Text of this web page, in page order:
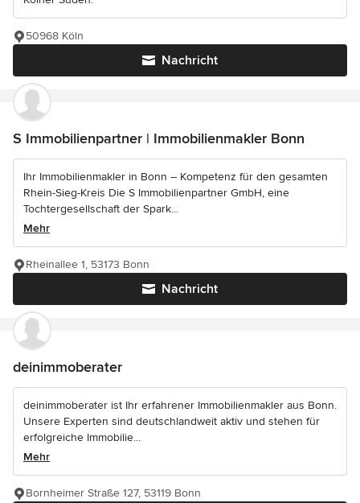
Nachricht
50968 Köln
S Immobilienpartner | Immobilienmakler Bonn
Ihr Immobilienmakler in Bonn – Kompetenz für den gesamten
Rhein-Sieg-Kreis Die S Immobilienpartner GmbH, eine
Tochtergesellschaft der Spark...
Mehr
Nachricht
Rheinallee 1, 53173 Bonn
deinimmoberater
deinimmoberater ist Ihr erfahrener Immobilienmakler aus Bonn.
Unsere Experten sind deutschlandweit aktiv und stehen für
erfolgreiche Immobilie...
Mehr
Bornheimer Straße 127, 53119 Bonn